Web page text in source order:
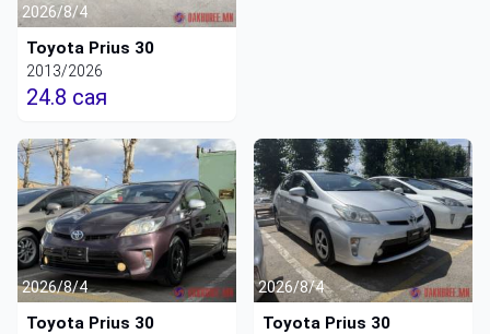
2026/8/4
Toyota Prius 30
2013/2026
24.8 сая
2026/8/4
Toyota Prius 30
2026/8/4
Toyota Prius 30